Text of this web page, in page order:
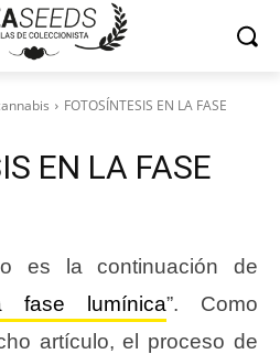
FOTOSÍNTESIS EN LA FASE
EN LA FASE
es la continuación de
fase lumínica”. Como
artículo, el proceso de